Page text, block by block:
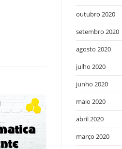
outubro 2020
setembro 2020
agosto 2020
julho 2020
junho 2020
maio 2020
abril 2020
março 2020